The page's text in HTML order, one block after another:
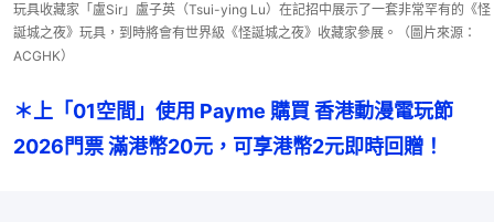
玩具收藏家「盧Sir」盧子英（Tsui-ying Lu）在記招中展示了一套非常罕有的《怪
誕城之夜》玩具，到時將會有世界級《怪誕城之夜》收藏家參展。（圖片來源：
ACGHK）
＊上「01空間」使用 Payme 購買 香港動漫電玩節
2026門票 滿港幣20元，可享港幣2元即時回贈！